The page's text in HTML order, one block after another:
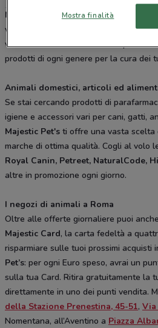
Majestic Pet's
è è il supermercato per i
venditi distribuiti sul territorio di Roma.
vendita diRomatrovi sconti e
prodotti di ogni genere per la cura dei
Animali domestici, articoli ed
Se stai cercando prodotti di
igiene e accessori vari per cani, gatti,
Majestic Pet's ti offre una vasta scelta
marche di ottima qualità. Cogli al volo
Royal Canin, Petreet, NaturalCode,
altre in promozione ogni giorno.
I negozi di animali a Roma
Oltre alle offerte giornaliere puoi
Majestic Card, la carta fedeltà a
risparmiare sulle tuoi prossimi acquisti
Pet’s: per ogni Euro speso, avrai un
sulla tua Card. Ritira gratuitamente la
direttamente in uno dei punti vendita.
della Stazione Prenestina, 45-51, Via
Nomentana, all’Aventino a Piazza
Mostra finalità